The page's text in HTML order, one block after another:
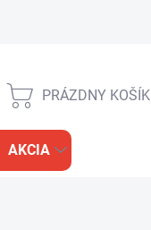
NÁKUPNÝ
PRÁZDNY KOŠÍK
AKCIA